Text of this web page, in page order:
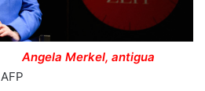
Angela Merkel, antigua
AFP